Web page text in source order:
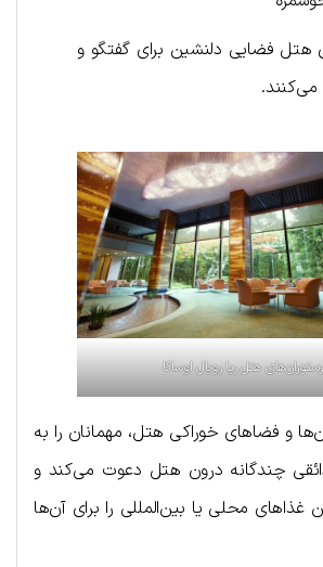
هتل فضایی دلنشین برای گفتگو و
می‌کنند.
رستوران‌های هتل ریا رویال اوساکا
و فضاهای خوراکی هتل، مهمانان را به
چندگانه درون هتل دعوت می‌کند و
غذاهای محلی یا بین‌المللی را برای آن‌ها